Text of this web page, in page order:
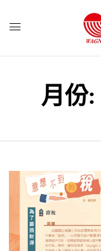
月份: